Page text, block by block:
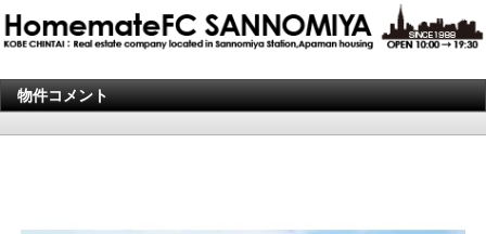
物件コメント